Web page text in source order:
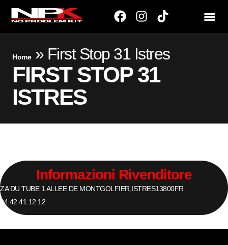
Home» First Stop 31 Istres
FIRST STOP 31
ISTRES
Informazioni Rivenditore
ZA DU TUBE 1 ALLEE DE MONTGOLFIER, ISTRES13800FR
04.42.41.12.12